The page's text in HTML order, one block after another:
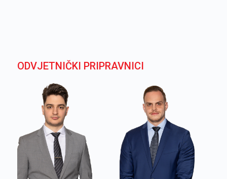
ODVJETNIČKI PRIPRAVNICI